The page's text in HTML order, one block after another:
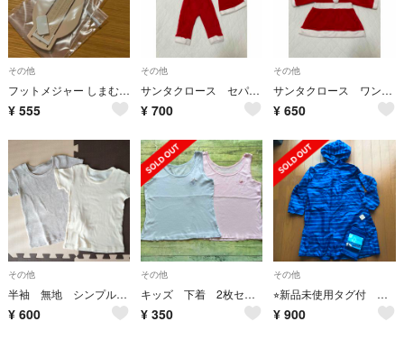
その他
フットメジャー しまむら くま柄 訳あり
¥ 555
その他
サンタクロース セパレートタイプ
¥ 700
その他
サンタクロース ワンピースタイプ
¥ 650
その他
半袖 無地 シンプル 100 まとめ売り
¥ 600
その他
キッズ 下着 2枚セット 150cm
¥ 350
その他
⭐︎新品未使用タグ付 レインコート ランドセル対応マチ付き 140cm
¥ 900